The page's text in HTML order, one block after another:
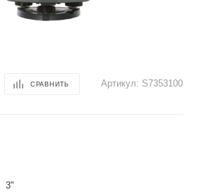
СРАВНИТЬ Артикул: S7353100
3"